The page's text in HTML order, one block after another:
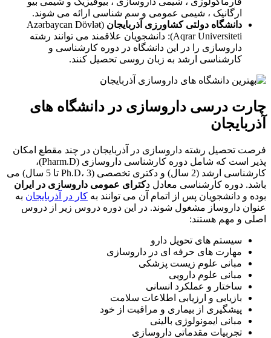
ارگانیک ، شیمی عمومی و سم شناسی ارائه می شوند.
دانشگاه دولتی کشاورزی آذربایجان (Azərbaycan Dövlət
Aqrar Universiteti): دانشجویان علاقمند می توانند رشته
داروسازی را در این دانشگاه در دوره کارشناسی و
کارشناسی ارشد به زبان روسی تحصیل کنند.
چارت درسی داروسازی در دانشگاه های
آذربایجان
فرصت تحصیل رشته داروسازی در آذربایجان در چند مقطع امکان
پذیر است که شامل دوره کارشناسی داروسازی (Pharm.D)،
کارشناسی ارشد (2 سال) و دکتری تخصصی (Ph.D، 3 تا 5 سال) می
باشد. دوره کارشناسی معادل دکترای عمومی داروسازی در ایران
بوده و دانشجویان پس از اتمام آن می ‌توانند به ‌ کار در آذربایجان به
عنوان داروساز مشغول شوند. در این دوره دروس زیر از دروس
اصلی و مهم هستند:
سیستم های تحویل دارو
مهارت‌ های حرفه‌ ای در داروسازی
مبانی علوم زیست ‌پزشکی
مبانی علوم دارویی
ساختار و عملکرد انسانی
بازیابی و ارزیابی اطلاعات سلامت
پیشگیری از بیماری و مراقبت از خود
مبانی ایمونولوژی بالینی
تجربیات مقدماتی داروسازی